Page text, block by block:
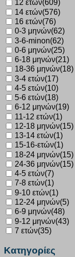
12 ετών(609)
14 ετών(576)
16 ετών(76)
0-3 μηνών(62)
3-6-minon(62)
0-6 μηνών(25)
6-18 μηνών(21)
18-36 μηνών(18)
3-4 ετών(17)
4-5 ετών(10)
5-6 ετών(18)
6-12 μηνών(19)
11-12 ετών(1)
12-18 μηνών(15)
13-14 ετών(1)
15-16-ετών(1)
18-24 μηνών(15)
24-36 μηνών(15)
4-5 ετών(7)
7-8 ετών(1)
9-10 ετών(1)
12-24 μηνών(5)
6-9 μηνών(48)
9-12 μηνών(43)
7 ετών(35)
Κατηγορίες